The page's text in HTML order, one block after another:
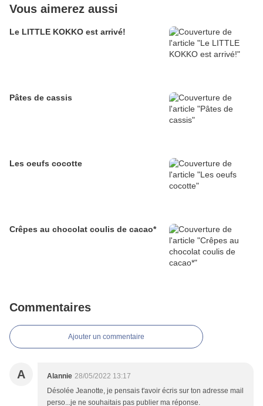
Vous aimerez aussi
Le LITTLE KOKKO est arrivé!
Pâtes de cassis
Les oeufs cocotte
Crêpes au chocolat coulis de cacao*
Commentaires
Ajouter un commentaire
A Alannie 28/05/2022 13:17
Désolée Jeanotte, je pensais t'avoir écris sur ton adresse mail
perso...je ne souhaitais pas publier ma réponse.